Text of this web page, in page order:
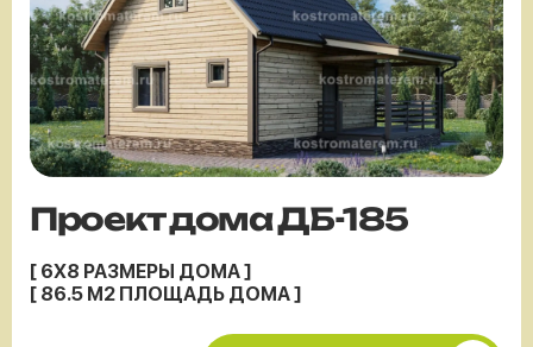
Проект дома ДБ-185
[ 6X8 РАЗМЕРЫ ДОМА ]
[ 86.5 М2 ПЛОЩАДЬ ДОМА ]